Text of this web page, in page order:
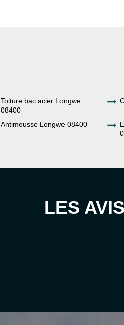
Toiture bac acier Longwe
08400
Antimousse Longwe 08400
LES